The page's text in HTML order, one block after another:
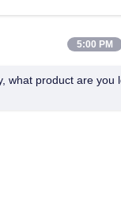
5:00 PM
what product are you